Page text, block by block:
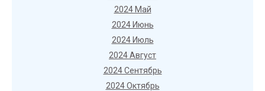
2024 Май
2024 Июнь
2024 Июль
2024 Август
2024 Сентябрь
2024 Октябрь